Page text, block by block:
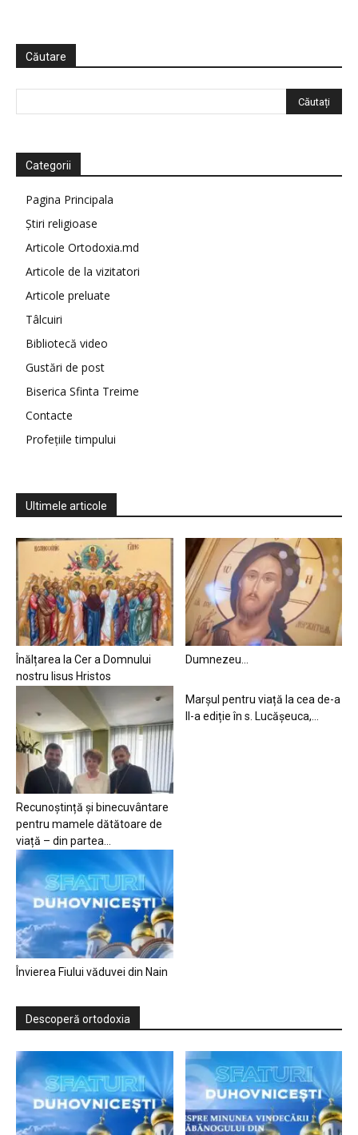
Căutare
Categorii
Pagina Principala
Știri religioase
Articole Ortodoxia.md
Articole de la vizitatori
Articole preluate
Tâlcuiri
Bibliotecă video
Gustări de post
Biserica Sfinta Treime
Contacte
Profețiile timpului
Ultimele articole
Înălțarea la Cer a Domnului
nostru Iisus Hristos
Dumnezeu…
Recunoștință și binecuvântare
pentru mamele dătătoare de
viață – din partea...
Marșul pentru viață la cea de-a
II-a ediție în s. Lucășeuca,...
Învierea Fiului văduvei din Nain
Descoperă ortodoxia